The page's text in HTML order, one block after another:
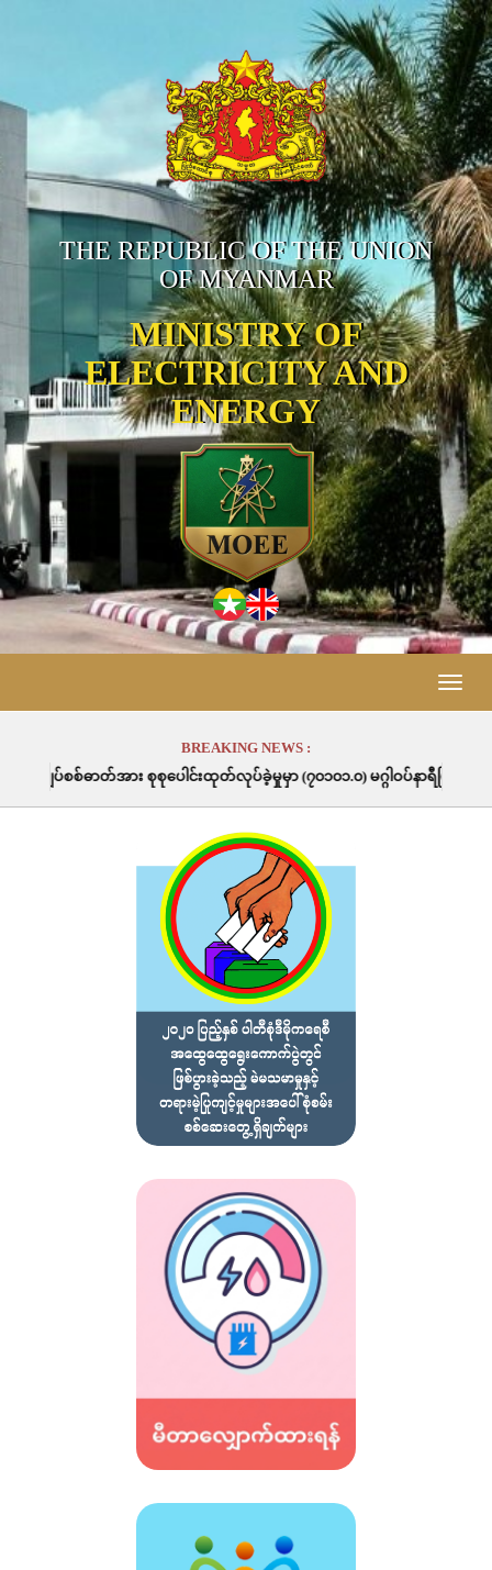
THE REPUBLIC OF THE UNION
OF MYANMAR
MINISTRY OF
ELECTRICITY AND
ENERGY
Toggle
BREAKING NEWS :
ါင်းထုတ်လုပ်ခဲ့မှုမှာ (၇၀၁၀၁.၀) မဂ္ဂါဝပ်နာရီဖြစ်ပါသည်။